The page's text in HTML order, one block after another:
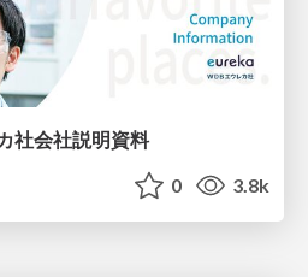
社会社説明資料
0 3.8k